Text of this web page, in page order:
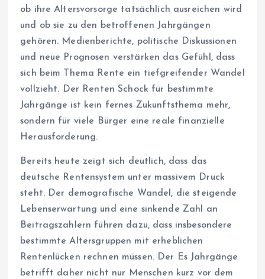
ob ihre Altersvorsorge tatsächlich ausreichen wird
und ob sie zu den betroffenen Jahrgängen
gehören. Medienberichte, politische Diskussionen
und neue Prognosen verstärken das Gefühl, dass
sich beim Thema Rente ein tiefgreifender Wandel
vollzieht. Der Renten Schock für bestimmte
Jahrgänge ist kein fernes Zukunftsthema mehr,
sondern für viele Bürger eine reale finanzielle
Herausforderung.
Bereits heute zeigt sich deutlich, dass das
deutsche Rentensystem unter massivem Druck
steht. Der demografische Wandel, die steigende
Lebenserwartung und eine sinkende Zahl an
Beitragszahlern führen dazu, dass insbesondere
bestimmte Altersgruppen mit erheblichen
Rentenlücken rechnen müssen. Der Es Jahrgänge
betrifft daher nicht nur Menschen kurz vor dem